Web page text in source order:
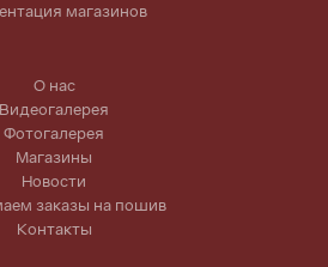
магазинов
О нас
Видеогалерея
Фотогалерея
Магазины
Новости
заказы на пошив
Контакты